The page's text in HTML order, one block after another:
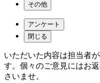
その他
アンケート
閉じる
いただいた内容は担当者
す。個々のご意見にはお
さいませ。